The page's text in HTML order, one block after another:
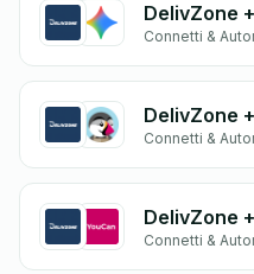
DelivZone
Connetti &
DelivZone
Connetti &
DelivZone
Connetti &